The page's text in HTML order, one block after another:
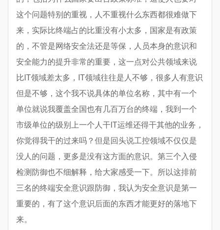
这个问题特别的重视，人不重视什么东西都很难做下
来，实际比终端占的比重没有小太多，国家是有政策
的，不管是网络安全法还是等保，人员本身的意识和
安全能力的提升非常的重要，这一点对公共领域来说
比IT领域差太多，IT领域往往是人不够，很多人有意识
但是不够，这个我不说具体的单位名称，其中有一个
单位就说我覆盖全国也有几百万台的终端，我到一个
市级单位的级别上一个人干IT运维还得干其他的业务，
你觉得我干的过来吗？但是回头说工控领域不仅仅是
没人的问题，更多是没有这方面的意识。第三个入侵
检测防御也不细解释，给大家感受一下。所以这排前
三名的终端安全意识跟防御，我认为安全意识是第一
重要的，有了这个意识后面的东西才能更好的落地下
来。